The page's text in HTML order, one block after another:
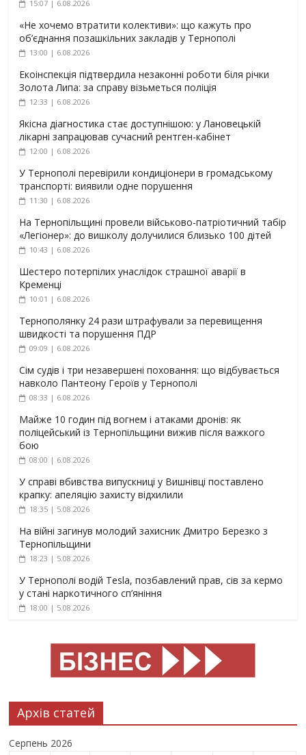
15:07 | 6.08.2026
«Не хочемо втратити колективи»: що кажуть про
об’єднання позашкільних закладів у Тернополі
13:00 | 6.08.2026
Екоінспекція підтвердила незаконні роботи біля річки
Золота Липа: за справу візьметься поліція
12:33 | 6.08.2026
Якісна діагностика стає доступнішою: у Лановецькій
лікарні запрацював сучасний рентген-кабінет
12:00 | 6.08.2026
У Тернополі перевірили кондиціонери в громадському
транспорті: виявили одне порушення
11:30 | 6.08.2026
На Тернопільщині провели військово-патріотичний табір
«Легіонер»: до вишколу долучилися близько 100 дітей
10:43 | 6.08.2026
Шестеро потерпілих унаслідок страшної аварії в
Кременці
10:01 | 6.08.2026
Тернополянку 24 рази штрафували за перевищення
швидкості та порушення ПДР
09:09 | 6.08.2026
Сім судів і три незавершені поховання: що відбувається
навколо Пантеону Героїв у Тернополі
08:33 | 6.08.2026
Майже 10 годин під вогнем і атаками дронів: як
поліцейський із Тернопільщини вижив після важкого
бою
08:00 | 6.08.2026
У справі вбивства випускниці у Вишнівці поставлено
крапку: апеляцію захисту відхилили
18:35 | 5.08.2026
На війні загинув молодий захисник Дмитро Березко з
Тернопільщини
18:23 | 5.08.2026
У Тернополі водій Tesla, позбавлений прав, сів за кермо
у стані наркотичного сп’яніння
18:00 | 5.08.2026
Архів статей
Серпень 2026